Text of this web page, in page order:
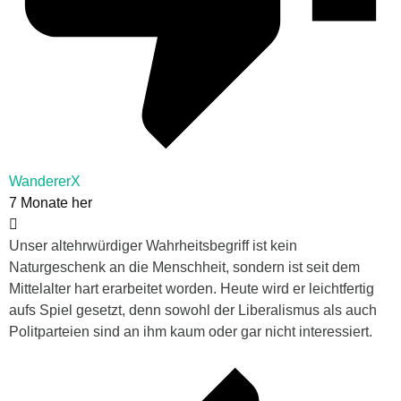
WandererX
7 Monate her
Unser altehrwürdiger Wahrheitsbegriff ist kein
Naturgeschenk an die Menschheit, sondern ist seit dem
Mittelalter hart erarbeitet worden. Heute wird er leichtfertig
aufs Spiel gesetzt, denn sowohl der Liberalismus als auch
Politparteien sind an ihm kaum oder gar nicht interessiert.